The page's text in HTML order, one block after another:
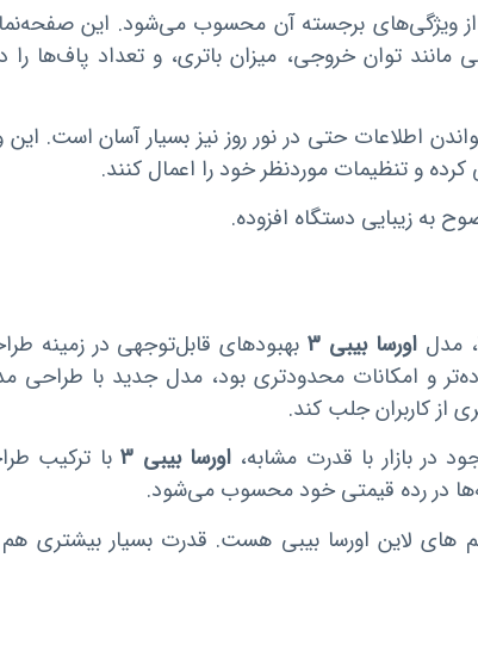
بیبی 3 یکی از ویژگی‌های برجسته آن محسوب می‌شود. این
توان خروجی، میزان باتری، و تعداد پاف‌ها را در
اطلاعات حتی در نور روز نیز بسیار آسان است.
کرده و تنظیمات موردنظر خود را اعمال کنند.
به زیبایی دستگاه افزوده.
، مدل اورسا بیبی 3
بهبودهای قابل‌توجهی در زمینه
2 دارای طراحی ساده‌تر و امکانات محدودتری بود، مدل جدید با
در بازار با قدرت مشابه،اورسا بیبی 3
با ترکیب
در رده قیمتی خود محسوب می‌شود.
لاین اورسا بیبی هست. قدرت بسیار بیشتری